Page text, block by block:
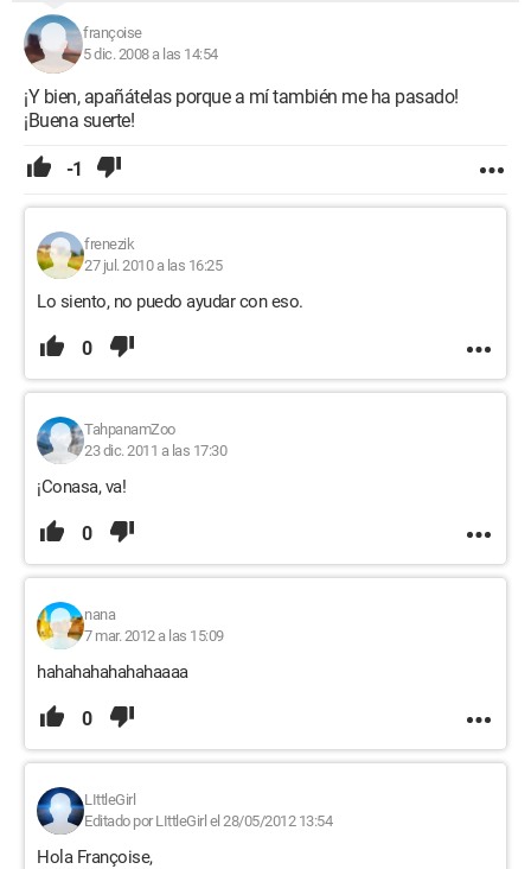
françoise
5 dic. 2008 a las 14:54
¡Y bien, apañátelas porque a mí también me ha pasado!
¡Buena suerte!
-1
frenezik
27 jul. 2010 a las 16:25
Lo siento, no puedo ayudar con eso.
0
TahpanamZoo
23 dic. 2011 a las 17:30
¡Conasa, va!
0
nana
7 mar. 2012 a las 15:09
hahahahahahahaaaa
0
LIttleGirl
Editado por LIttleGirl el 28/05/2012 13:54
Hola Françoise,